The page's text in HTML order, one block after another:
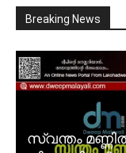
Breaking News
സ്വന്തം